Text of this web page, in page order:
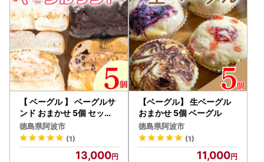
【 ベーグル 】 ベーグルサ
ンド おまかせ 5個 セット
ベーグル
徳島県阿波市
(1)
13,000
【ベーグル】 生ベーグル
おまかせ 5個 ベーグル
徳島県阿波市
(1)
11,000